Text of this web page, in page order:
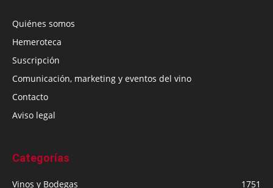
Quiénes somos
Hemeroteca
Suscripción
Comunicación, marketing y eventos del vino
Contacto
Aviso legal
Categorías
Vinos y Bodegas 1751